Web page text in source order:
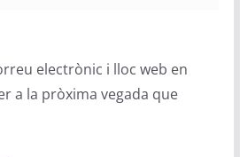
electrònic i lloc web en
a la pròxima vegada que